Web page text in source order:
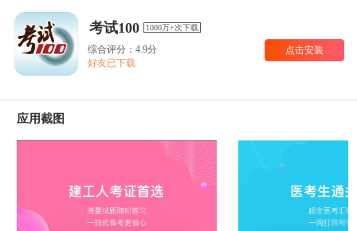
考试100 1000万+次下载
综合评分：4.9分
好友已下载
点击安装
应用截图